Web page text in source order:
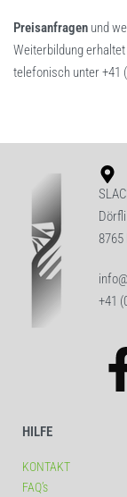
Preisanfragen und
Weiterbildung
telefonisch unter +41
8765
+41
HILFE
KONTAKT
FAQ’s